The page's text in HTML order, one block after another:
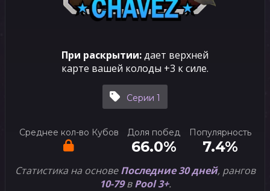
При раскрытии:дает верхней
карте вашей колоды +3 к силе.
Серии 1
Среднее кол-во Кубов Доля побед
66.0%
Популярность
7.4%
Статистика на основеПоследние 30 дней, рангов
10-79вPool 3+.